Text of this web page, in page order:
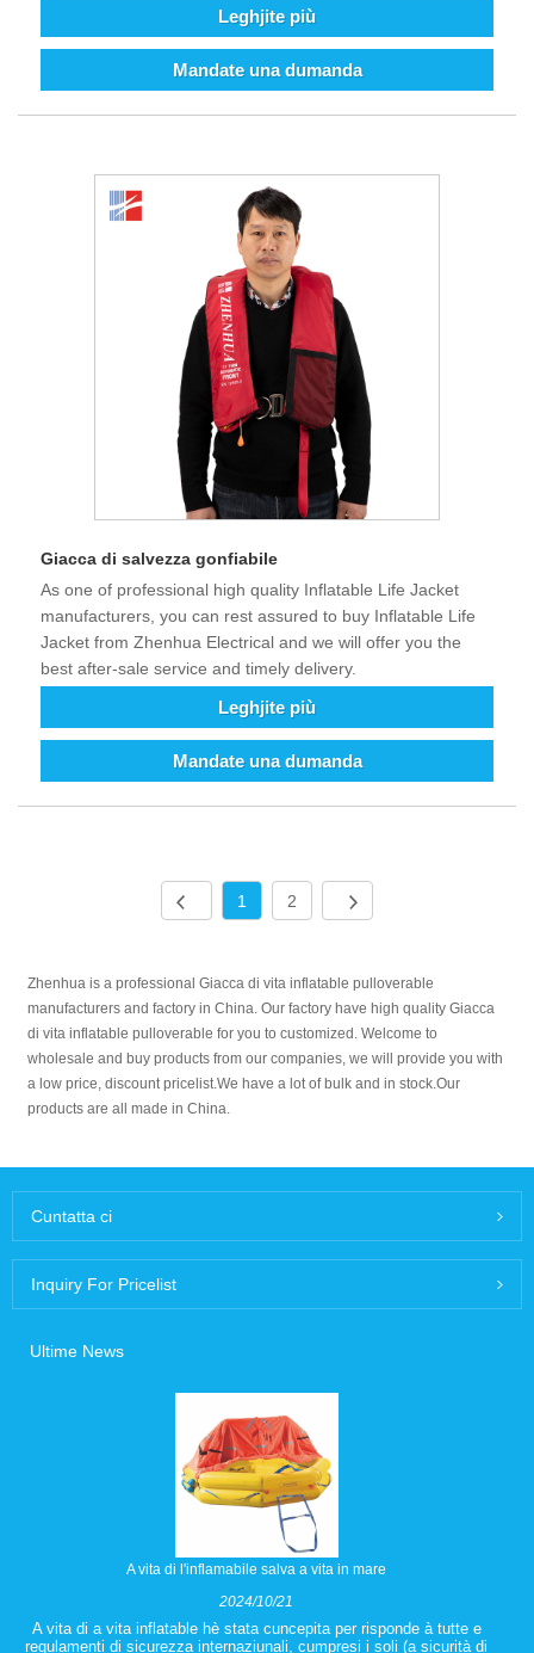
Leghjite più
Mandate una dumanda
Giacca di salvezza gonfiabile
As one of professional high quality Inflatable Life Jacket
manufacturers, you can rest assured to buy Inflatable Life
Jacket from Zhenhua Electrical and we will offer you the
best after-sale service and timely delivery.
Leghjite più
Mandate una dumanda
1 2
Zhenhua is a professional Giacca di vita inflatable pulloverable
manufacturers and factory in China. Our factory have high quality Giacca
di vita inflatable pulloverable for you to customized. Welcome to
wholesale and buy products from our companies, we will provide you with
a low price, discount pricelist.We have a lot of bulk and in stock.Our
products are all made in China.
Cuntatta ci
Inquiry For Pricelist
Ultime News
A vita di l'inflamabile salva a vita in mare
2024/10/21
A vita di a vita inflatable hè stata cuncepita per risponde à tutte e
regulamenti di sicurezza internaziunali, cumpresi i soli (a sicurità di